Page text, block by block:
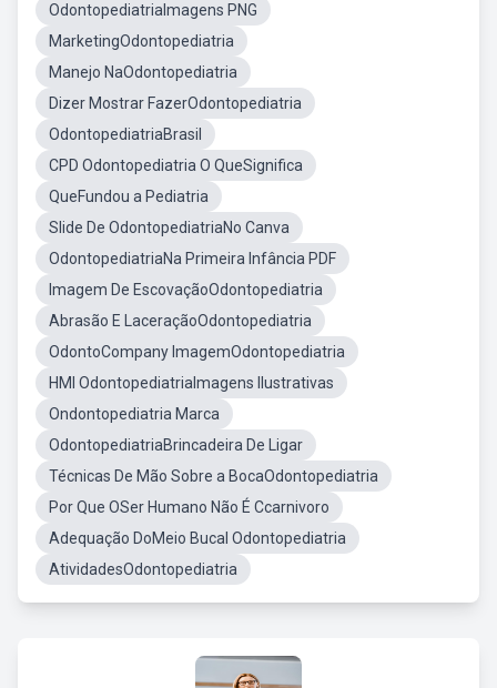
OdontopediatriaImagens PNG
MarketingOdontopediatria
Manejo NaOdontopediatria
Dizer Mostrar FazerOdontopediatria
OdontopediatriaBrasil
CPD Odontopediatria O QueSignifica
QueFundou a Pediatria
Slide De OdontopediatriaNo Canva
OdontopediatriaNa Primeira Infância PDF
Imagem De EscovaçãoOdontopediatria
Abrasão E LaceraçãoOdontopediatria
OdontoCompany ImagemOdontopediatria
HMI OdontopediatriaImagens Ilustrativas
Ondontopediatria Marca
OdontopediatriaBrincadeira De Ligar
Técnicas De Mão Sobre a BocaOdontopediatria
Por Que OSer Humano Não É Ccarnivoro
Adequação DoMeio Bucal Odontopediatria
AtividadesOdontopediatria